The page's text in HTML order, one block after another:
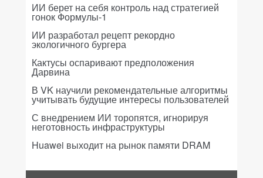
ИИ берет на себя контроль над стратегией
гонок Формулы-1
ИИ разработал рецепт рекордно
экологичного бургера
Кактусы оспаривают предположения
Дарвина
В VK научили рекомендательные алгоритмы
учитывать будущие интересы пользователей
С внедрением ИИ торопятся, игнорируя
неготовность инфраструктуры
Huawei выходит на рынок памяти DRAM